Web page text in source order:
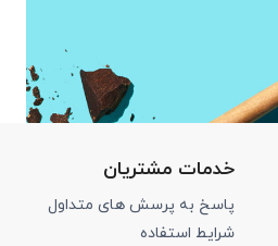
خدمات مشتریان
پاسخ به پرسش های متداول
شرایط استفاده